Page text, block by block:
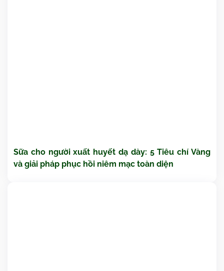
Sữa cho người xuất huyết dạ dày: 5 Tiêu chí Vàng
và giải pháp phục hồi niêm mạc toàn diện